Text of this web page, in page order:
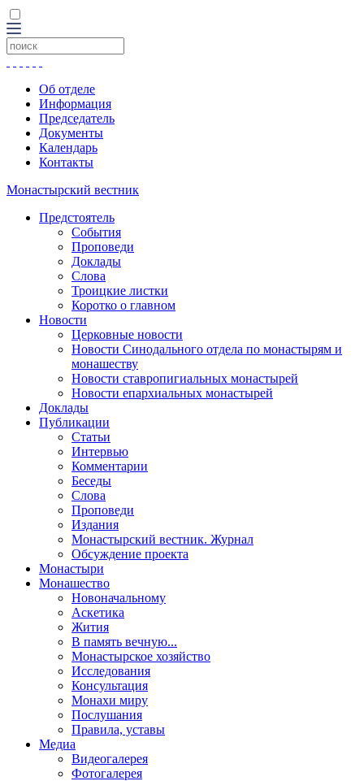
Об отделе
Информация
Председатель
Документы
Календарь
Контакты
Монастырский вестник
Предстоятель
События
Проповеди
Доклады
Слова
Троицкие листки
Коротко о главном
Новости
Церковные новости
Новости Синодального отдела по монастырям и
монашеству
Новости ставропигиальных монастырей
Новости епархиальных монастырей
Доклады
Публикации
Статьи
Интервью
Комментарии
Беседы
Слова
Проповеди
Издания
Монастырский вестник. Журнал
Обсуждение проекта
Монастыри
Монашество
Новоначальному
Аскетика
Жития
В память вечную...
Монастырское хозяйство
Исследования
Консультация
Монахи миру
Послушания
Правила, уставы
Медиа
Видеогалерея
Фотогалерея